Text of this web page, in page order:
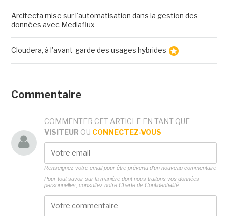
Arcitecta mise sur l'automatisation dans la gestion des
données avec Mediaflux
Cloudera, à l'avant-garde des usages hybrides
Commentaire
COMMENTER CET ARTICLE EN TANT QUE
VISITEUR OU CONNECTEZ-VOUS
Renseignez votre email pour être prévenu d'un nouveau commentaire
Pour tout savoir sur la manière dont nous traitons vos données
personnelles, consultez notre Charte de Confidentialité.